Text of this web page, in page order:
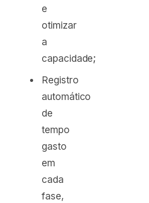
e
otimizar
a
capacidade;
Registro
automático
de
tempo
gasto
em
cada
fase,